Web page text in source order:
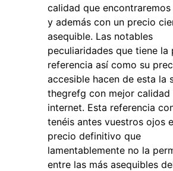
calidad que
y además con un precio
asequible. Las notables
peculiaridades que tiene la
referencia así como su
accesible hacen de esta la
thegrefg con mejor
internet. Esta referencia
tenéis antes vuestros ojos
precio definitivo que
lamentablemente no la
entre las más asequibles